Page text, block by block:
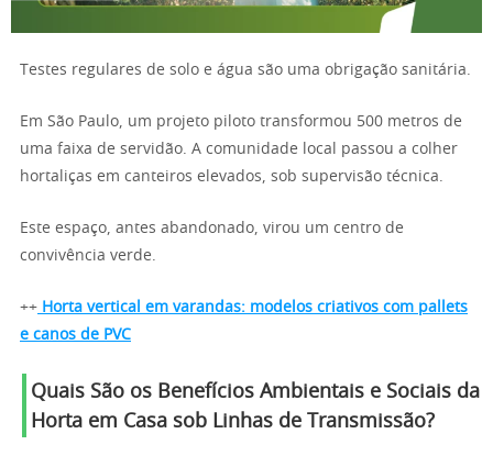
Testes regulares de solo e água são uma obrigação sanitária.
Em São Paulo, um projeto piloto transformou 500 metros de
uma faixa de servidão. A comunidade local passou a colher
hortaliças em canteiros elevados, sob supervisão técnica.
Este espaço, antes abandonado, virou um centro de
convivência verde.
++ Horta vertical em varandas: modelos criativos com pallets
e canos de PVC
Quais São os Benefícios Ambientais e Sociais da
Horta em Casa sob Linhas de Transmissão?